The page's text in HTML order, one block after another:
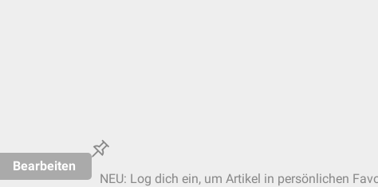
Bearbeiten
NEU: Log dich ein, um Artikel in persönlichen